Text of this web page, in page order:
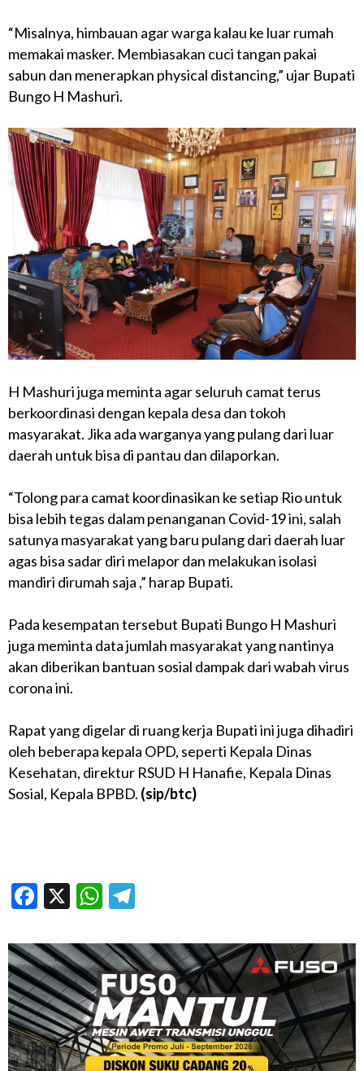
“Misalnya, himbauan agar warga kalau ke luar rumah
memakai masker. Membiasakan cuci tangan pakai
sabun dan menerapkan physical distancing,” ujar Bupati
Bungo H Mashuri.
H Mashuri juga meminta agar seluruh camat terus
berkoordinasi dengan kepala desa dan tokoh
masyarakat. Jika ada warganya yang pulang dari luar
daerah untuk bisa di pantau dan dilaporkan.
“Tolong para camat koordinasikan ke setiap Rio untuk
bisa lebih tegas dalam penanganan Covid-19 ini, salah
satunya masyarakat yang baru pulang dari daerah luar
agas bisa sadar diri melapor dan melakukan isolasi
mandiri dirumah saja ,” harap Bupati.
Pada kesempatan tersebut Bupati Bungo H Mashuri
juga meminta data jumlah masyarakat yang nantinya
akan diberikan bantuan sosial dampak dari wabah virus
corona ini.
Rapat yang digelar di ruang kerja Bupati ini juga dihadiri
oleh beberapa kepala OPD, seperti Kepala Dinas
Kesehatan, direktur RSUD H Hanafie, Kepala Dinas
Sosial, Kepala BPBD. (sip/btc)
Facebook
X WhatsApp